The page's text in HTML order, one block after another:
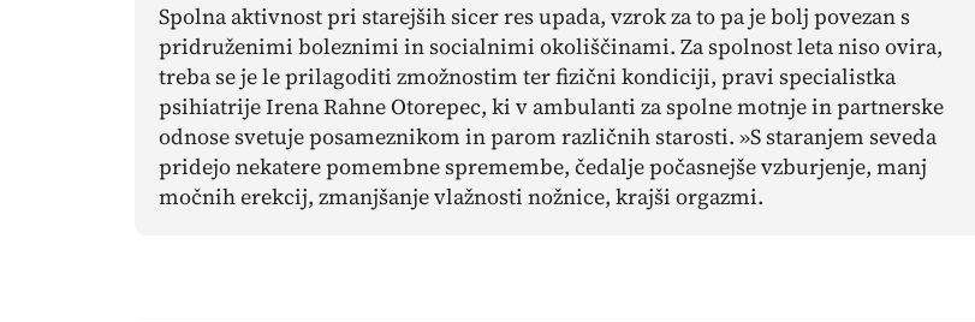
Spolna aktivnost pri starejših sicer res upada, vzrok za to pa je bolj povezan s
pridruženimi boleznimi in socialnimi okoliščinami. Za spolnost leta niso ovira,
treba se je le prilagoditi zmožnostim ter fizični kondiciji, pravi specialistka
psihiatrije Irena Rahne Otorepec, ki v ambulanti za spolne motnje in partnerske
odnose svetuje posameznikom in parom različnih starosti. »S staranjem seveda
pridejo nekatere pomembne spremembe, čedalje počasnejše vzburjenje, manj
močnih erekcij, zmanjšanje vlažnosti nožnice, krajši orgazmi.